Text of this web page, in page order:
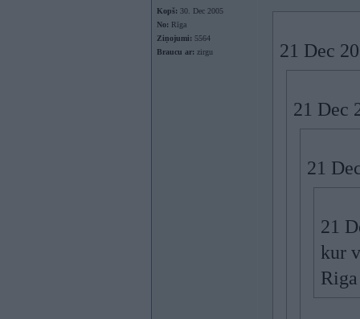
Kopš: 30. Dec 2005
No: Rīga
Ziņojumi: 5564
Braucu ar: zirgu 21 Dec
21 Dec
21
21
kur